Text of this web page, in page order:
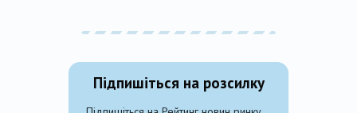
Підпишіться на розсилку